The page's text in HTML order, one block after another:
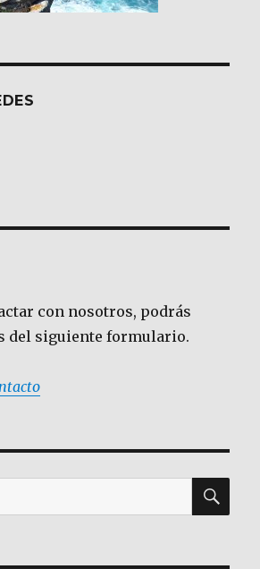
con nosotros, podrás
del siguiente formulario.